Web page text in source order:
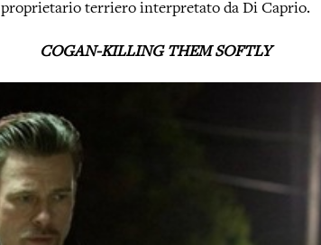
proprietario terriero interpretato da Di Caprio.
COGAN-KILLING THEM SOFTLY